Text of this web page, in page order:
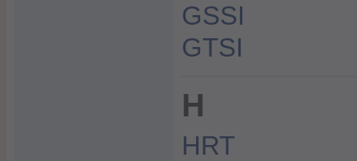
GSSI
GTSI
H
HRT